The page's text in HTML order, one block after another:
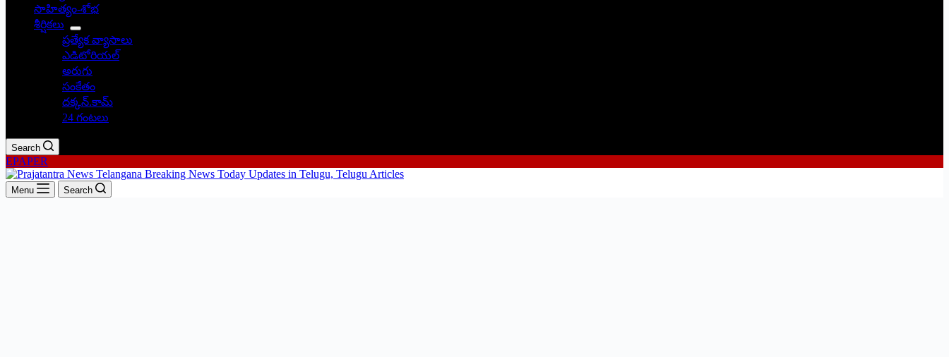
సాహిత్యం-శోభ
శీర్షికలు
ప్రత్యేక వ్యాసాలు
ఎడిటోరియల్
అరుగు
సంకేతం
దక్కన్.కామ్
24 గంటలు
Search
EPAPER
Menu Search